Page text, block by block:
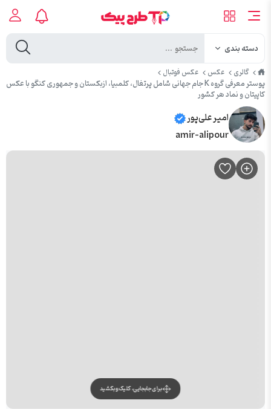
دسته بندی
طرح
پیک
گالری عکس عکس فوتبال
پوستر معرفی گروه K جام جهانی شامل پرتغال، کلمبیا، ازبکستان و جمهوری کنگو با عکس
کاپیتان و نماد هر کشور
امیر علی‌پور
amir-alipour
برای جابجایی، کلیک و بکشید